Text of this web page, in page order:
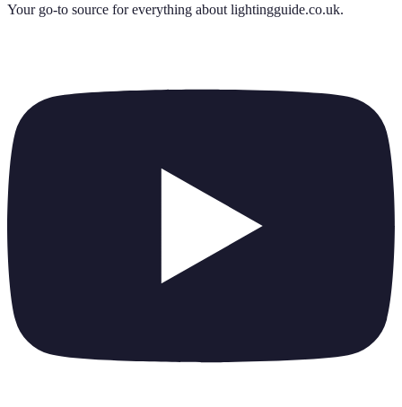
Your go-to source for everything about lightingguide.co.uk.